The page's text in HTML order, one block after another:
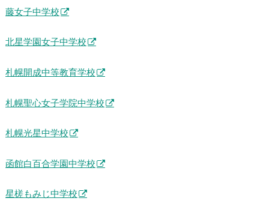
藤女子中学校
北星学園女子中学校
札幌開成中等教育学校
札幌聖心女子学院中学校
札幌光星中学校
函館白百合学園中学校
星槎もみじ中学校